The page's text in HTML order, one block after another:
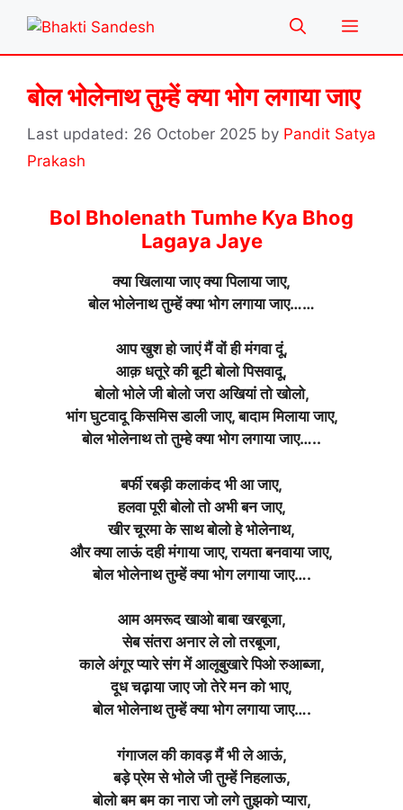
content
Menu
बोल भोलेनाथ तुम्हें क्या भोग लगाया जाए
26 October 2025 by Pandit Satya
Prakash
Bol Bholenath Tumhe Kya Bhog
Lagaya Jaye
क्या खिलाया जाए क्या पिलाया जाए,
बोल भोलेनाथ तुम्हें क्या भोग लगाया जाए……
आप खुश हो जाएं मैं वों ही मंगवा दूं,
आक़ धतूरे की बूटी बोलो पिसवादू,
बोलो भोले जी बोलो जरा अखियां तो खोलो,
भांग घुटवादू किसमिस डाली जाए, बादाम मिलाया जाए,
बोल भोलेनाथ तो तुम्हे क्या भोग लगाया जाए…..
बर्फी रबड़ी कलाकंद भी आ जाए,
हलवा पूरी बोलो तो अभी बन जाए,
खीर चूरमा के साथ बोलो हे भोलेनाथ,
और क्या लाऊं दही मंगाया जाए, रायता बनवाया जाए,
बोल भोलेनाथ तुम्हें क्या भोग लगाया जाए….
आम अमरूद खाओ बाबा खरबूजा,
सेब संतरा अनार ले लो तरबूजा,
काले अंगूर प्यारे संग में आलूबुखारे पिओ रुआब्जा,
दूध चढ़ाया जाए जो तेरे मन को भाए,
बोल भोलेनाथ तुम्हें क्या भोग लगाया जाए….
गंगाजल की कावड़ मैं भी ले आऊं,
बड़े प्रेम से भोले जी तुम्हें निहलाऊ,
बोलो बम बम का नारा जो लगे तुझको प्यारा,